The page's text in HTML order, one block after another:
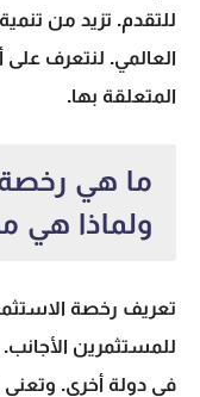
للتقدم. تزيد من
العالمي. لنتعرف
المتعلقة بها.
ما هي رخصة
ولماذا هي
تعريف رخصة
للمستثمرين
في دولة أخرى. وتعني